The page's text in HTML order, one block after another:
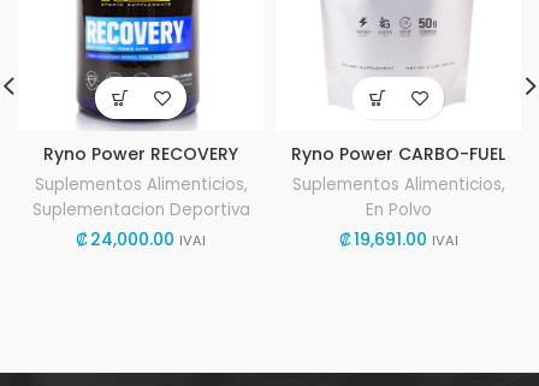
Ryno Power RECOVERY
Suplementos Alimenticios,
Suplementacion Deportiva
₡24,000.00 IVAI
Ryno Power CARBO-FUEL
Suplementos Alimenticios,
En Polvo
₡19,691.00 IVAI